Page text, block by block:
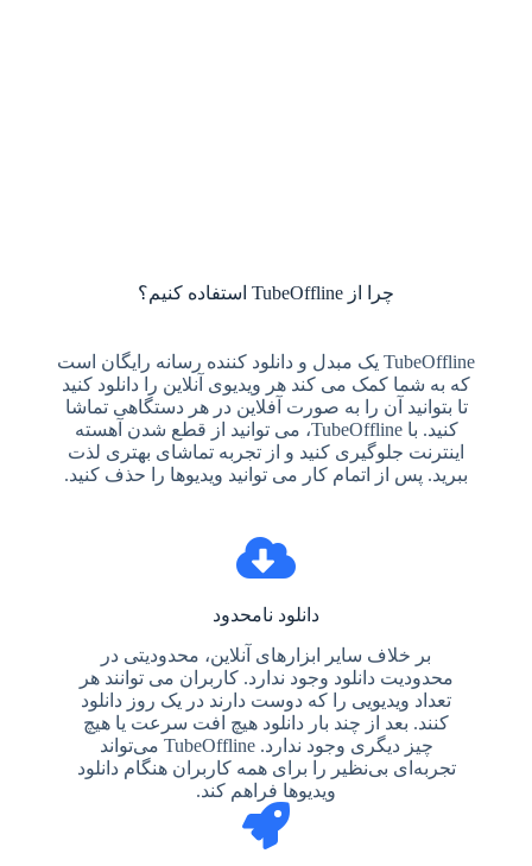
چرا از TubeOffline استفاده کنیم؟
TubeOffline یک مبدل و دانلود کننده رسانه رایگان است
که به شما کمک می کند هر ویدیوی آنلاین را دانلود کنید
تا بتوانید آن را به صورت آفلاین در هر دستگاهی تماشا
کنید. با TubeOffline، می توانید از قطع شدن آهسته
اینترنت جلوگیری کنید و از تجربه تماشای بهتری لذت
ببرید. پس از اتمام کار می توانید ویدیوها را حذف کنید.
دانلود نامحدود
بر خلاف سایر ابزارهای آنلاین، محدودیتی در
محدودیت دانلود وجود ندارد. کاربران می توانند هر
تعداد ویدیویی را که دوست دارند در یک روز دانلود
کنند. بعد از چند بار دانلود هیچ افت سرعت یا هیچ
چیز دیگری وجود ندارد. TubeOffline می‌تواند
تجربه‌ای بی‌نظیر را برای همه کاربران هنگام دانلود
ویدیوها فراهم کند.